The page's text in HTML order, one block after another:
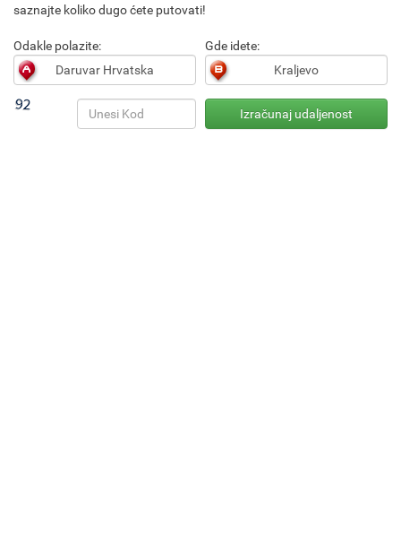
saznajte koliko dugo ćete putovati!
Odakle polazite: Gde idete: